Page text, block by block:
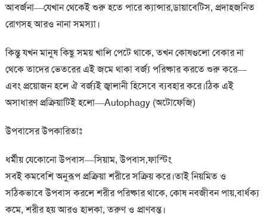
আবর্জনা—যেখান থেকেই শুরু হতে পারে ক্যান্সার,ডায়াবেটিস, প্রদাহজনিত
রোগসহ আরও নানা সমস্যা।
কিন্তু যখন মানুষ কিছু সময় খালি পেটে থাকে, তখন কোষগুলো বেকার না
থেকে তাদের ভেতরের এই জমে থাকা বর্জ্য পরিষ্কার করতে শুরু করে—
এবং প্রয়োজন হলে ঐ বর্জ্যই জ্বালানী হিসেবে ব্যবহার করে।ঠিক এই
অসাধারণ প্রক্রিয়াটিই হলো—Autophagy (অটোফেজি)
উপবাসের উপকারিতাঃ
ধর্মীয় যেকোনো উপবাস—সিয়াম, উপবাস,ফাস্টিং
সবই কমবেশি অনুরূপ প্রক্রিয়া শরীরে সক্রিয় করে।তাই নিয়মিত ও
সঠিকভাবে উপবাস করলে শরীর পরিষ্কার থাকে, কোষ নবজীবন পায়,বার্ধক্য
কমে, শরীর হয় আরও হালকা, তরুণ ও প্রাণবন্ত।